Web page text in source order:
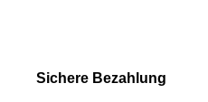
Sichere Bezahlung